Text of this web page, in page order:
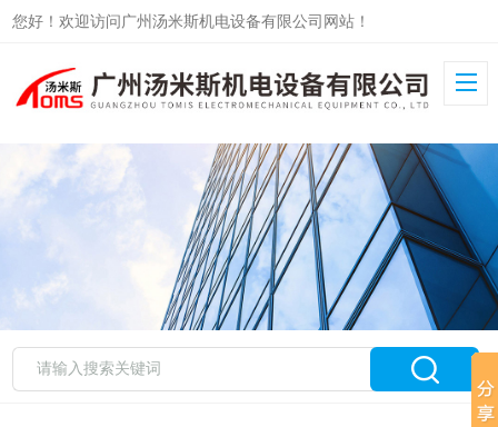
您好！欢迎访问广州汤米斯机电设备有限公司网站！